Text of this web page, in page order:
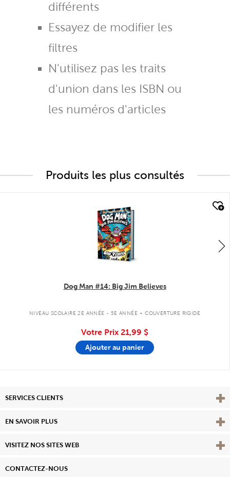
différents
Essayez de modifier les
filtres
N'utilisez pas les traits
d'union dans les ISBN ou
les numéros d'articles
Produits les plus consultés
Dog Man #14: Big Jim Believes
NIVEAU SCOLAIRE 2E ANNÉE - 5E ANNÉE . COUVERTURE RIGIDE
Votre Prix 21,99 $
Ajouter au panier
SERVICES CLIENTS
EN SAVOIR PLUS View
VISITEZ NOS SITES WEB
CONTACTEZ-NOUS